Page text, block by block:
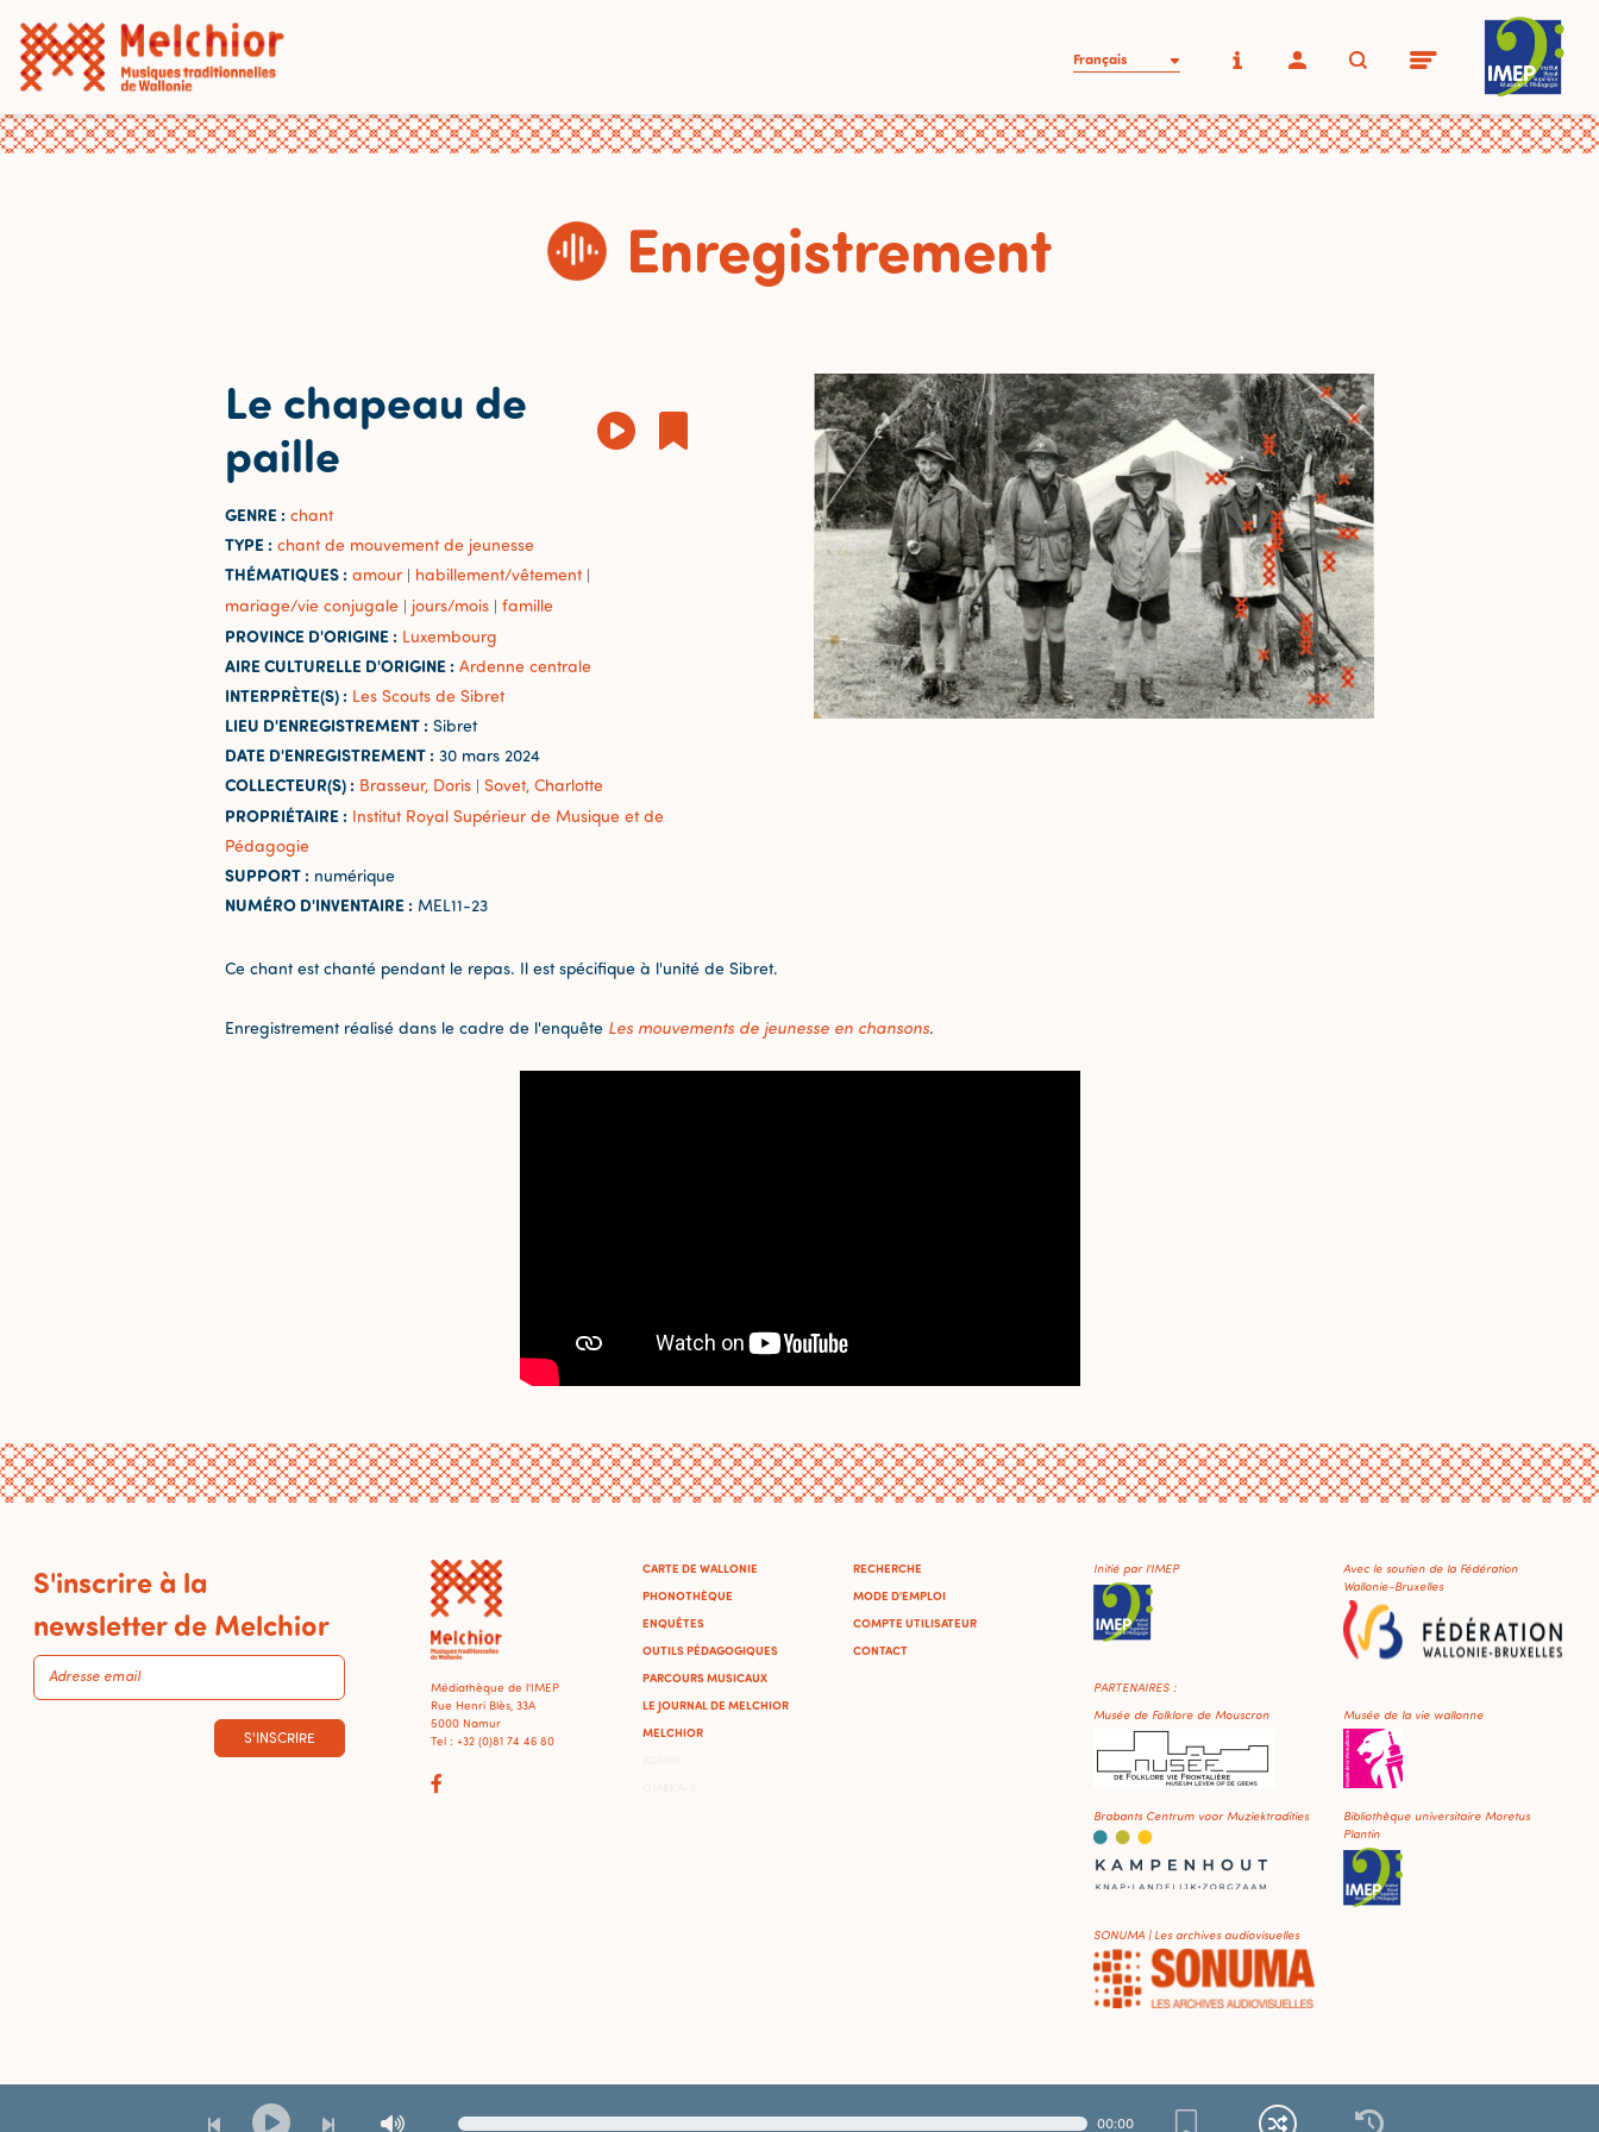
Français
Enregistrement
Le chapeau de
paille
GENRE : chant
TYPE : chant de mouvement de jeunesse
THÉMATIQUES : amour | habillement/vêtement |
mariage/vie conjugale | jours/mois | famille
PROVINCE D'ORIGINE : Luxembourg
AIRE CULTURELLE D'ORIGINE : Ardenne centrale
INTERPRÈTE(S) : Les Scouts de Sibret
LIEU D'ENREGISTREMENT : Sibret
DATE D'ENREGISTREMENT : 30 mars 2024
COLLECTEUR(S) : Brasseur, Doris | Sovet, Charlotte
PROPRIÉTAIRE : Institut Royal Supérieur de Musique et de
Pédagogie
SUPPORT : numérique
NUMÉRO D'INVENTAIRE : MEL11-23
Ce chant est chanté pendant le repas. Il est spécifique à l'unité de Sibret.
Enregistrement réalisé dans le cadre de l'enquête Les mouvements de jeunesse en chansons.
S'inscrire à la
newsletter de Melchior
S'INSCRIRE
Médiathèque de l'IMEP
Rue Henri Blès, 33A
5000 Namur
Tel : +32 (0)81 74 46 80
CARTE DE WALLONIE
PHONOTHÈQUE
ENQUÊTES
OUTILS PÉDAGOGIQUES
PARCOURS MUSICAUX
LE JOURNAL DE MELCHIOR
MELCHIOR
RECHERCHE
MODE D'EMPLOI
COMPTE UTILISATEUR
CONTACT
Initié par l'IMEP
Avec le soutien de la Fédération
Wallonie-Bruxelles
PARTENAIRES :
Musée de Folklore de Mouscron
Musée de la vie wallonne
Brabants Centrum voor Muziektradities
Bibliothèque universitaire Moretus
Plantin
SONUMA | Les archives audiovisuelles
00:00